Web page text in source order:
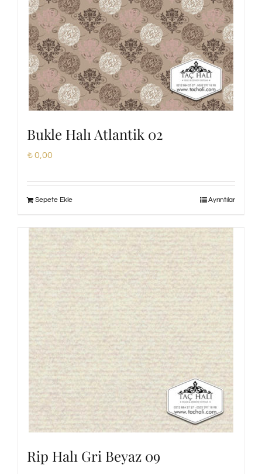
Bukle Halı Atlantik 02
₺0,00
Sepete Ekle Ayrıntılar
Rip Halı Gri Beyaz 09